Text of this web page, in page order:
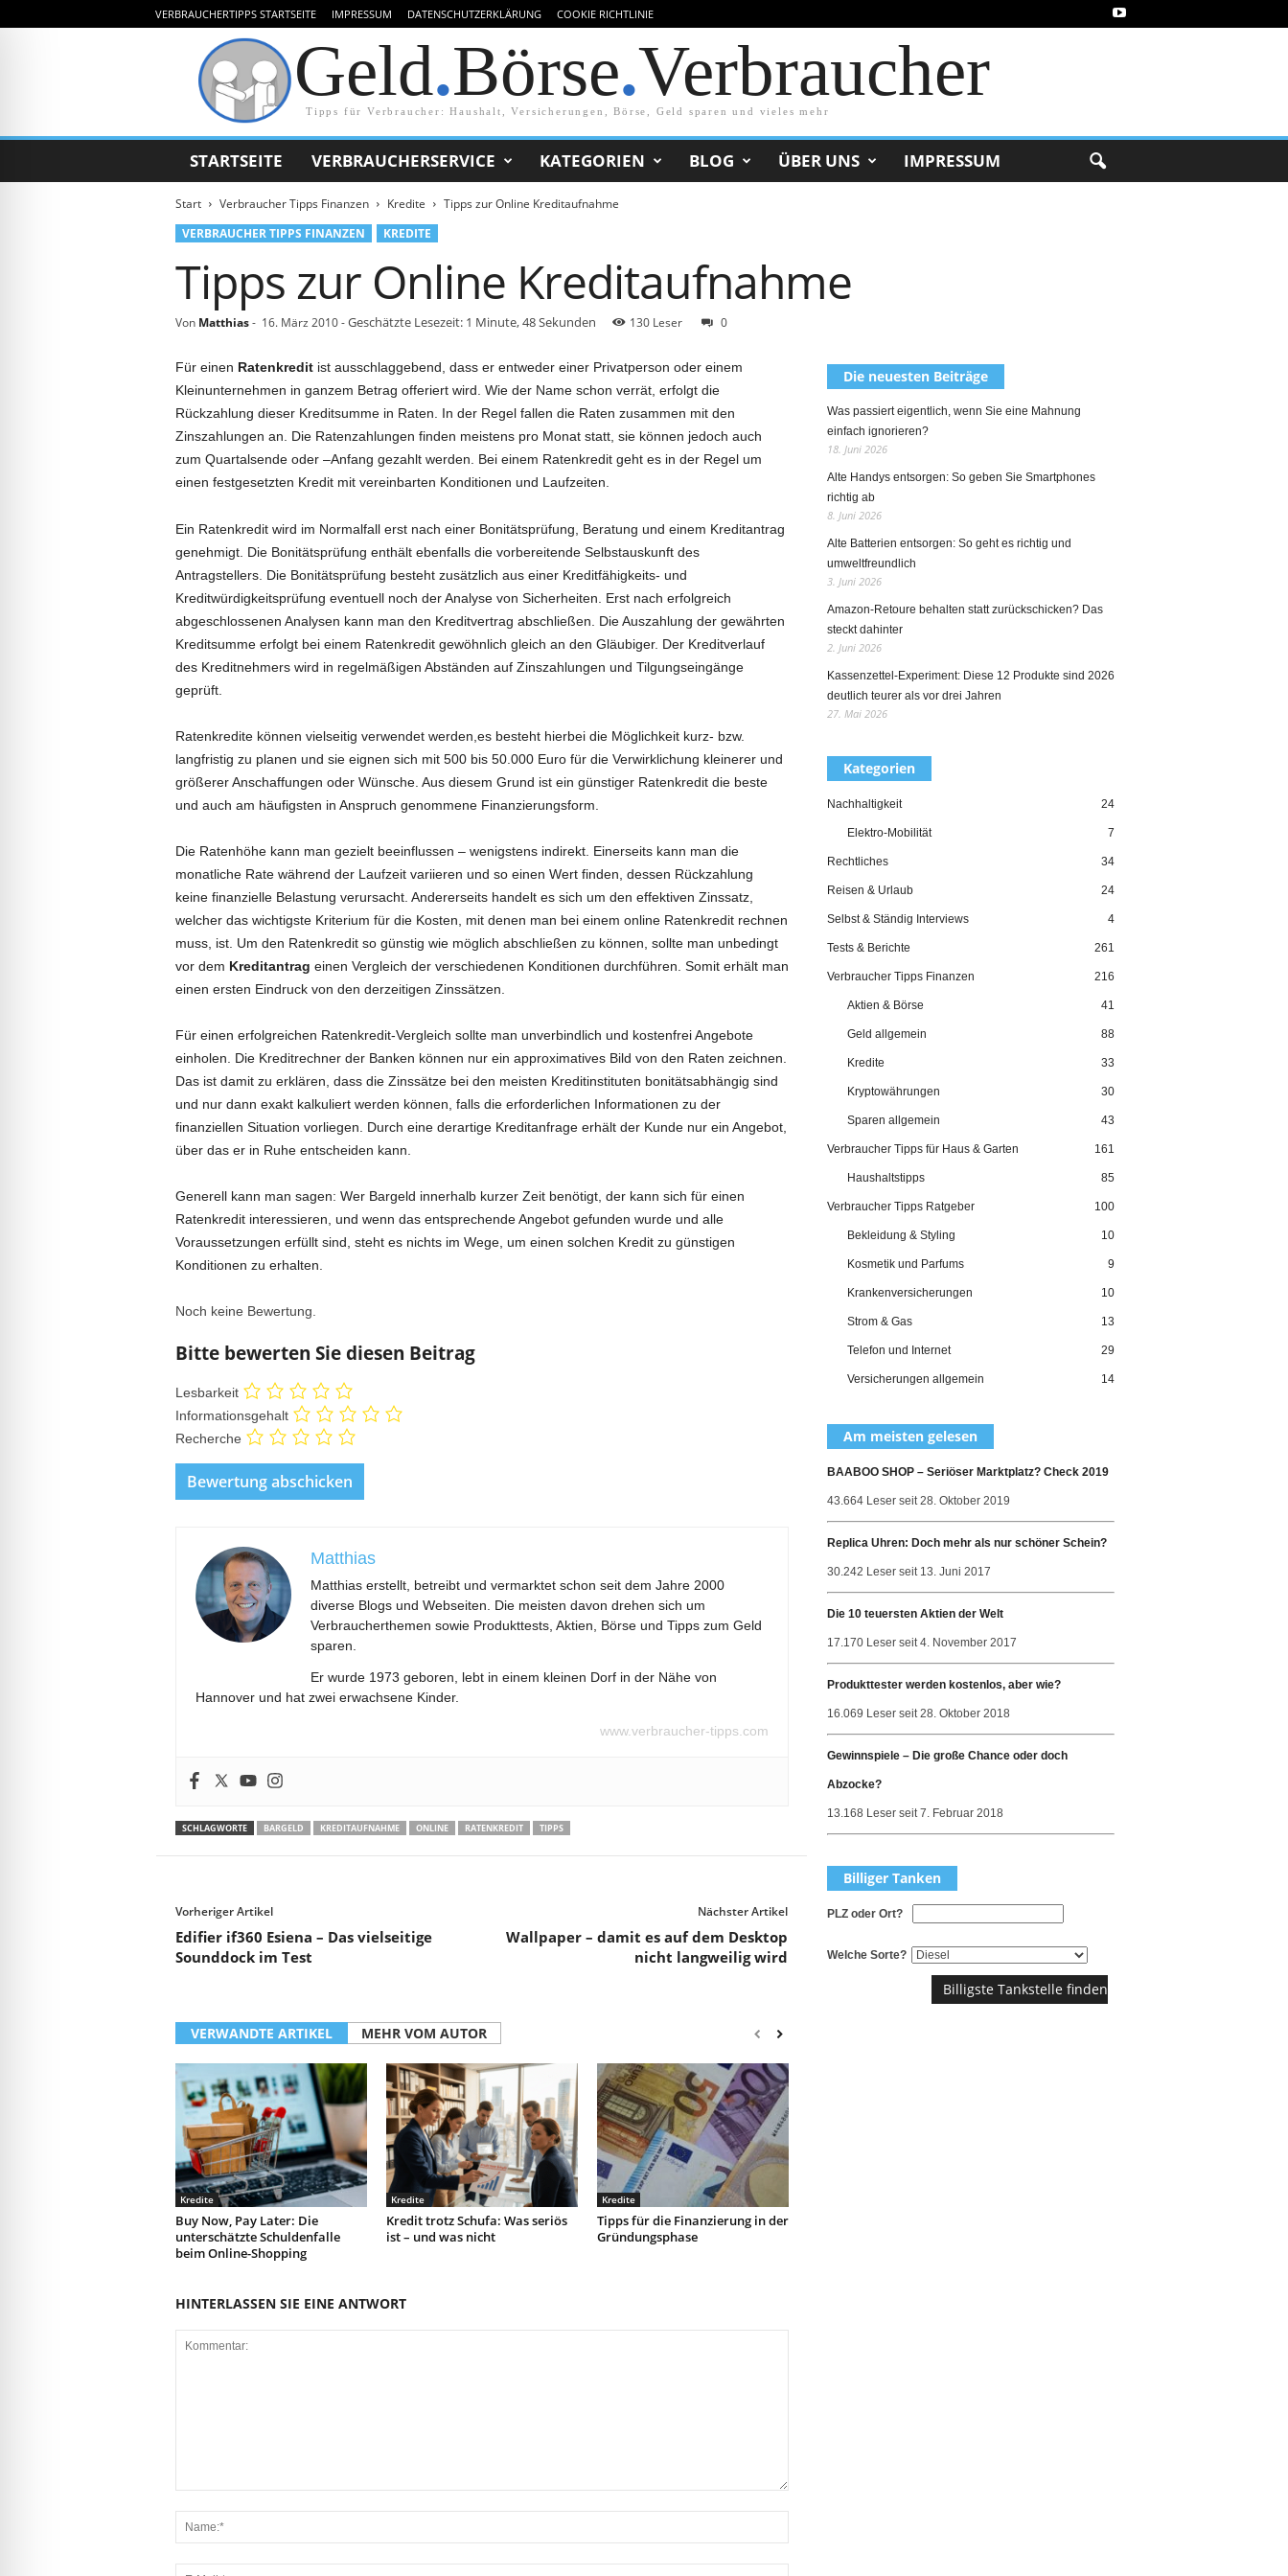
VERBRAUCHERTIPPS STARTSEITE IMPRESSUM DATENSCHUTZERKLÄRUNG COOKIE RICHTLINIE
Geld.Börse.Verbraucher
Tipps für Verbraucher: Haushalt, Versicherungen, Börse, Geld sparen und vieles mehr
STARTSEITE VERBRAUCHERSERVICE KATEGORIEN BLOG ÜBER UNS IMPRESSUM
Start Verbraucher Tipps Finanzen Kredite
Tipps zur Online Kreditaufnahme
VERBRAUCHER TIPPS FINANZEN
KREDITE
Tipps zur Online Kreditaufnahme
Von Matthias- 16. März 2010 -Geschätzte Lesezeit: 1 Minute, 48 Sekunden 130 Leser 0
Für einen Ratenkreditist ausschlaggebend, dass er entweder einer Privatperson oder einem
Kleinunternehmen in ganzem Betrag offeriert wird. Wie der Name schon verrät, erfolgt die
Rückzahlung dieser Kreditsumme in Raten. In der Regel fallen die Raten zusammen mit den
Zinszahlungen an. Die Ratenzahlungen finden meistens pro Monat statt, sie können jedoch auch
zum Quartalsende oder –Anfang gezahlt werden. Bei einem Ratenkredit geht es in der Regel um
einen festgesetzten Kredit mit vereinbarten Konditionen und Laufzeiten.
Ein Ratenkredit wird im Normalfall erst nach einer Bonitätsprüfung, Beratung und einem Kreditantrag
genehmigt. Die Bonitätsprüfung enthält ebenfalls die vorbereitende Selbstauskunft des
Antragstellers. Die Bonitätsprüfung besteht zusätzlich aus einer Kreditfähigkeits- und
Kreditwürdigkeitsprüfung eventuell noch der Analyse von Sicherheiten. Erst nach erfolgreich
abgeschlossenen Analysen kann man den Kreditvertrag abschließen. Die Auszahlung der gewährten
Kreditsumme erfolgt bei einem Ratenkredit gewöhnlich gleich an den Gläubiger. Der Kreditverlauf
des Kreditnehmers wird in regelmäßigen Abständen auf Zinszahlungen und Tilgungseingänge
geprüft.
Ratenkredite können vielseitig verwendet werden,es besteht hierbei die Möglichkeit kurz- bzw.
langfristig zu planen und sie eignen sich mit 500 bis 50.000 Euro für die Verwirklichung kleinerer und
größerer Anschaffungen oder Wünsche. Aus diesem Grund ist ein günstiger Ratenkredit die beste
und auch am häufigsten in Anspruch genommene Finanzierungsform.
Die Ratenhöhe kann man gezielt beeinflussen – wenigstens indirekt. Einerseits kann man die
monatliche Rate während der Laufzeit variieren und so einen Wert finden, dessen Rückzahlung
keine finanzielle Belastung verursacht. Andererseits handelt es sich um den effektiven Zinssatz,
welcher das wichtigste Kriterium für die Kosten, mit denen man bei einem online Ratenkredit rechnen
muss, ist. Um den Ratenkredit so günstig wie möglich abschließen zu können, sollte man unbedingt
vor dem Kreditantrag einen Vergleich der verschiedenen Konditionen durchführen. Somit erhält man
einen ersten Eindruck von den derzeitigen Zinssätzen.
Für einen erfolgreichen Ratenkredit-Vergleich sollte man unverbindlich und kostenfrei Angebote
einholen. Die Kreditrechner der Banken können nur ein approximatives Bild von den Raten zeichnen.
Das ist damit zu erklären, dass die Zinssätze bei den meisten Kreditinstituten bonitätsabhängig sind
und nur dann exakt kalkuliert werden können, falls die erforderlichen Informationen zu der
finanziellen Situation vorliegen. Durch eine derartige Kreditanfrage erhält der Kunde nur ein Angebot,
über das er in Ruhe entscheiden kann.
Generell kann man sagen: Wer Bargeld innerhalb kurzer Zeit benötigt, der kann sich für einen
Ratenkredit interessieren, und wenn das entsprechende Angebot gefunden wurde und alle
Voraussetzungen erfüllt sind, steht es nichts im Wege, um einen solchen Kredit zu günstigen
Konditionen zu erhalten.
Noch keine Bewertung.
Bitte bewerten Sie diesen Beitrag
Lesbarkeit
Informationsgehalt
Recherche
Matthias
Matthias erstellt, betreibt und vermarktet schon seit dem Jahre 2000
diverse Blogs und Webseiten. Die meisten davon drehen sich um
Verbraucherthemen sowie Produkttests, Aktien, Börse und Tipps zum Geld
sparen.
Er wurde 1973 geboren, lebt in einem kleinen Dorf in der Nähe von
Hannover und hat zwei erwachsene Kinder.
www.verbraucher-tipps.com
SCHLAGWORTE BARGELD KREDITAUFNAHME ONLINE RATENKREDIT TIPPS
Vorheriger Artikel
Edifier if360 Esiena – Das vielseitige
Sounddock im Test
Nächster Artikel
Wallpaper – damit es auf dem Desktop
nicht langweilig wird
VERWANDTE ARTIKEL MEHR VOM AUTOR
Kredite
Buy Now, Pay Later: Die
unterschätzte Schuldenfalle
beim Online-Shopping
Kredite
Kredit trotz Schufa: Was seriös
ist – und was nicht
Kredite
Tipps für die Finanzierung in der
Gründungsphase
HINTERLASSEN SIE EINE ANTWORT
Die neuesten Beiträge
Was passiert eigentlich, wenn Sie eine Mahnung
einfach ignorieren?
18. Juni 2026
Alte Handys entsorgen: So geben Sie Smartphones
richtig ab
8. Juni 2026
Alte Batterien entsorgen: So geht es richtig und
umweltfreundlich
3. Juni 2026
Amazon-Retoure behalten statt zurückschicken? Das
steckt dahinter
2. Juni 2026
Kassenzettel-Experiment: Diese 12 Produkte sind 2026
deutlich teurer als vor drei Jahren
27. Mai 2026
Kategorien
Nachhaltigkeit 24
Elektro-Mobilität 7
Rechtliches 34
Reisen & Urlaub 24
Selbst & Ständig Interviews 4
Tests & Berichte 261
Verbraucher Tipps Finanzen 216
Aktien & Börse 41
Geld allgemein 88
Kredite 33
Kryptowährungen 30
Sparen allgemein 43
Verbraucher Tipps für Haus & Garten 161
Haushaltstipps 85
Verbraucher Tipps Ratgeber 100
Bekleidung & Styling 10
Kosmetik und Parfums 9
Krankenversicherungen 10
Strom & Gas 13
Telefon und Internet 29
Versicherungen allgemein 14
Am meisten gelesen
BAABOO SHOP – Seriöser Marktplatz? Check 2019
43.664 Leser seit 28. Oktober 2019
Replica Uhren: Doch mehr als nur schöner Schein?
30.242 Leser seit 13. Juni 2017
Die 10 teuersten Aktien der Welt
17.170 Leser seit 4. November 2017
Produkttester werden kostenlos, aber wie?
16.069 Leser seit 28. Oktober 2018
Gewinnspiele – Die große Chance oder doch
Abzocke?
13.168 Leser seit 7. Februar 2018
Billiger Tanken
PLZ oder Ort?
Welche Sorte?